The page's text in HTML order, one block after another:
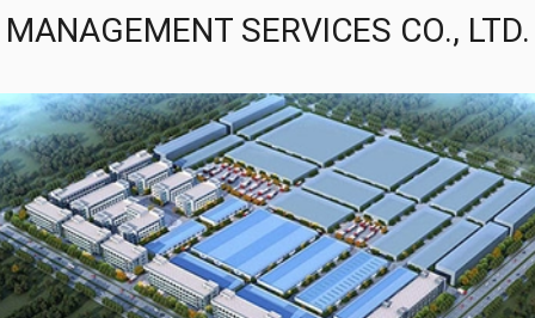
MANAGEMENT SERVICES CO., LTD.